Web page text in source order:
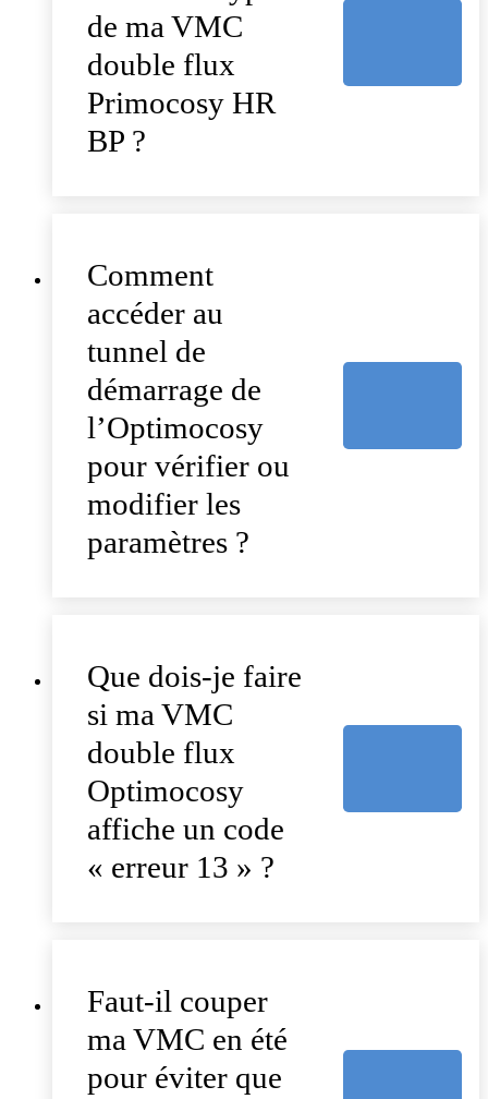
de ma VMC
double flux
Primocosy HR
BP ?
Comment
accéder au
tunnel de
démarrage de
l’Optimocosy
pour vérifier ou
modifier les
paramètres ?
Que dois-je faire
si ma VMC
double flux
Optimocosy
affiche un code
« erreur 13 » ?
Faut-il couper
ma VMC en été
pour éviter que